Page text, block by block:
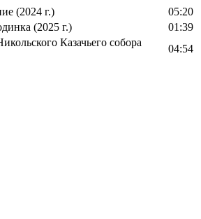
(2024 г.)
05:20
(2025 г.)
01:39
Казачьего собора
04:54